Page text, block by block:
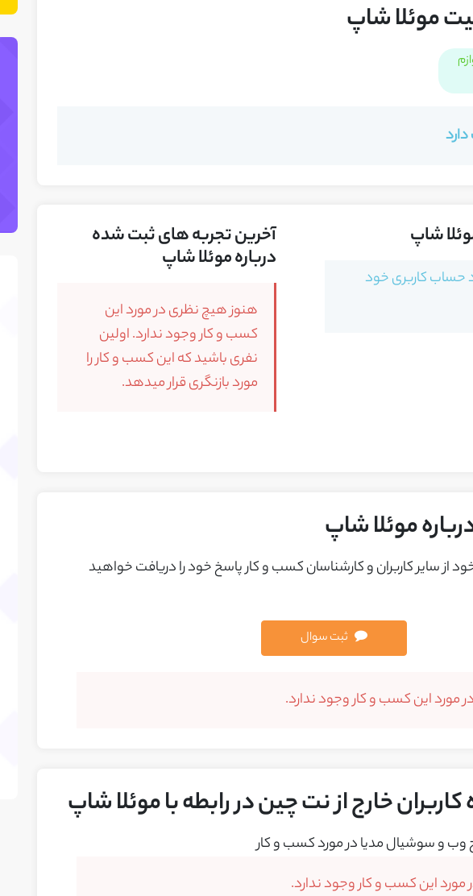
موئلا شاپ
شاپ
حساب کاربری خود
آخرین تجربه های ثبت شده
درباره موئلا شاپ
هنوز هیچ نظری در مورد این
کسب و کار وجود ندارد. اولین
نفری باشید که این کسب و کار را
مورد بازنگری قرار میدهد.
موئلا شاپ
از ساير کاربران و کارشناسان کسب و کار پاسخ خود را دريافت خواهيد
ثبت سوال
مورد این کسب و کار وجود ندارد.
خارج از نت چین در رابطه با موئلا شاپ
وب و سوشیال مدیا در مورد کسب و کار
این کسب و کار وجود ندارد.